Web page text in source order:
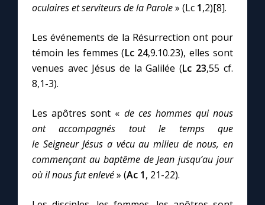
oculaires et serviteurs de la Parole» (Lc 1,2)[8].
Les événements de la Résurrection ont pour
témoin les femmes (Lc 24,9.10.23), elles sont
venues avec Jésus de la Galilée (Lc 23,55 cf.
8,1-3).
Les apôtres sont « de ces hommes qui nous
ont accompagnés tout le temps que
le Seigneur Jésus a vécu au milieu de nous, en
commençant au baptême de Jean jusqu’au jour
où il nous fut enlevé» (Ac 1, 21-22).